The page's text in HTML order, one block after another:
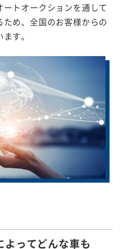
トオークションを通して
め、全国のお客様からの
す。
よってどんな車も